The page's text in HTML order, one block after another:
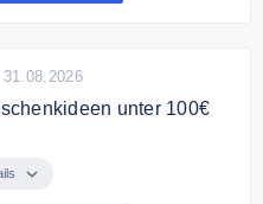
unter 100€
unter 100€.